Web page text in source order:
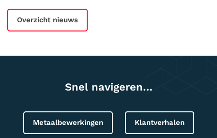
Overzicht nieuws
Snel navigeren…
Metaalbewerkingen Klantverhalen